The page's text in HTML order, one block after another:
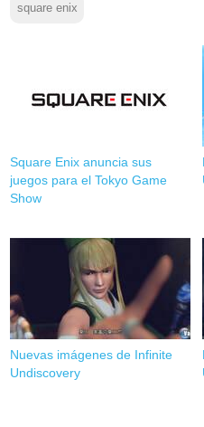
square enix
Square Enix anuncia sus
juegos para el Tokyo Game
Show
Nuevas imágenes de Infinite
Undiscovery